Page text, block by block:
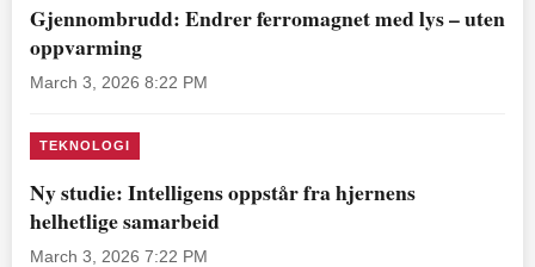
Gjennombrudd: Endrer ferromagnet med lys – uten
oppvarming
March 3, 2026 8:22 PM
TEKNOLOGI
Ny studie: Intelligens oppstår fra hjernens
helhetlige samarbeid
March 3, 2026 7:22 PM